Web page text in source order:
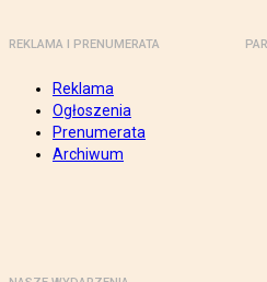
REKLAMA I PRENUMERATA
Reklama
Ogłoszenia
Prenumerata
Archiwum